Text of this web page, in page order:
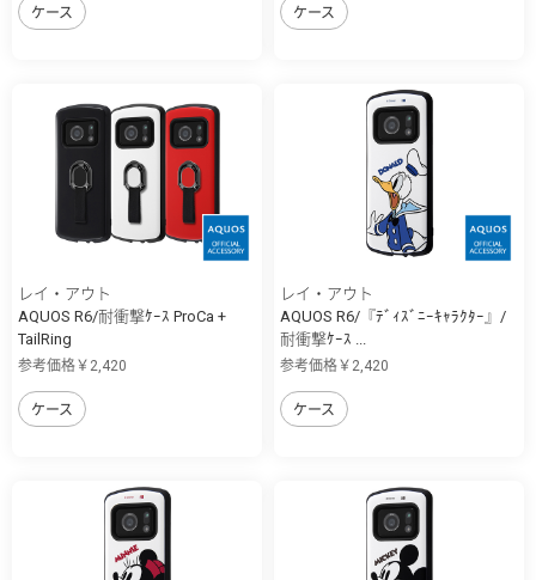
ケース ケース
レイ・アウト
AQUOS R6/耐衝撃ｹｰｽ ProCa +
TailRing
参考価格￥2,420
ケース
レイ・アウト
AQUOS R6/『ﾃﾞｨｽﾞﾆｰｷｬﾗｸﾀｰ』/
耐衝撃ｹｰｽ ...
参考価格￥2,420
ケース